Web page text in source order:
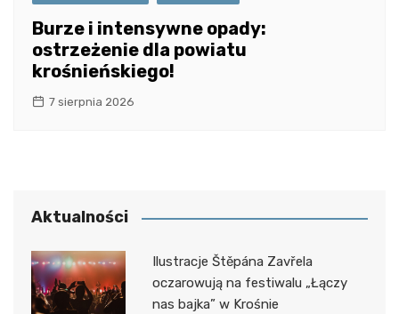
Burze i intensywne opady:
ostrzeżenie dla powiatu
krośnieńskiego!
7 sierpnia 2026
Aktualności
Ilustracje Štěpána Zavřela
oczarowują na festiwalu „Łączy
nas bajka” w Krośnie